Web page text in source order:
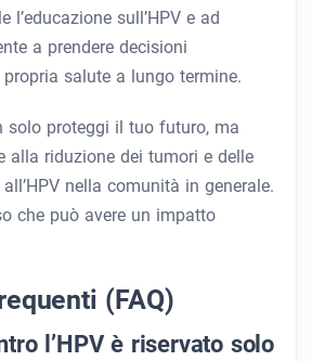
l’educazione sull’HPV e ad
a prendere decisioni
salute a lungo termine.
solo proteggi il tuo futuro, ma
alla riduzione dei tumori e delle
nella comunità in generale.
che può avere un impatto
(FAQ)
l’HPV è riservato solo